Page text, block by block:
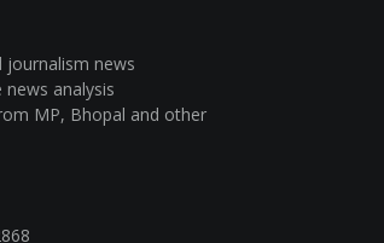
journalism news
news analysis
MP, Bhopal and other